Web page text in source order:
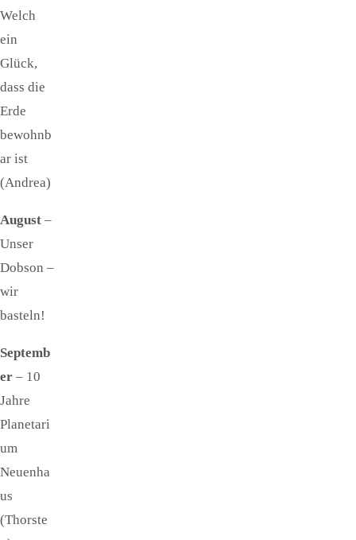
Welch
ein
Glück,
dass die
Erde
bewohnb
ar ist
(Andrea)
August –
Unser
Dobson –
wir
basteln!
Septemb
er – 10
Jahre
Planetari
um
Neuenha
us
(Thorste